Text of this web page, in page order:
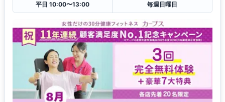
平日 10:00〜13:00
毎週日曜日